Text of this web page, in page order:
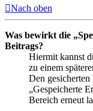
Nach oben
Was bewirkt die
Beitrags?
Hiermit kannst
zu einem
Den
„Gespeicherte
Bereich erneut